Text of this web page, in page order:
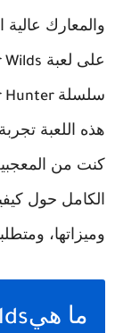
والمعارك
على لعبة
سلسلة Hunter
هذه اللعبة
كنت من
الكامل حول
وميزاتها،
ما هي